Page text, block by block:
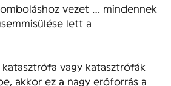
vezet … mindennek
lett a
vagy katasztrófák
akkor ez a nagy erőforrás a